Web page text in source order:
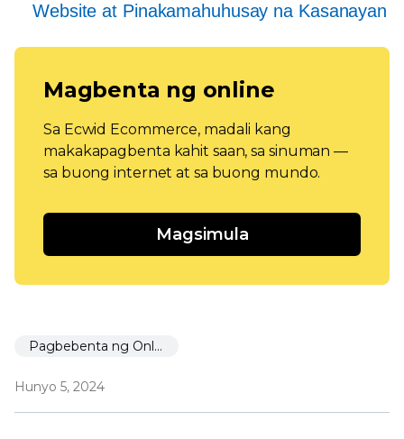
Website at Pinakamahuhusay na Kasanayan
Magbenta ng online
Sa Ecwid Ecommerce, madali kang
makakapagbenta kahit saan, sa sinuman —
sa buong internet at sa buong mundo.
Magsimula
Pagbebenta ng Online
Hunyo 5, 2024